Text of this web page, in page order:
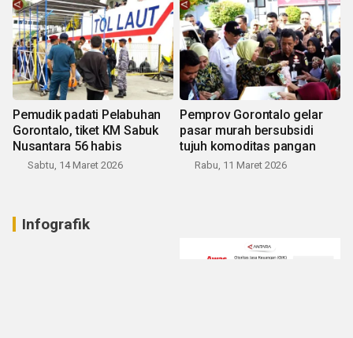
Pemudik padati Pelabuhan
Gorontalo, tiket KM Sabuk
Nusantara 56 habis
Sabtu, 14 Maret 2026
Pemprov Gorontalo gelar
pasar murah bersubsidi
tujuh komoditas pangan
Rabu, 11 Maret 2026
Infografik